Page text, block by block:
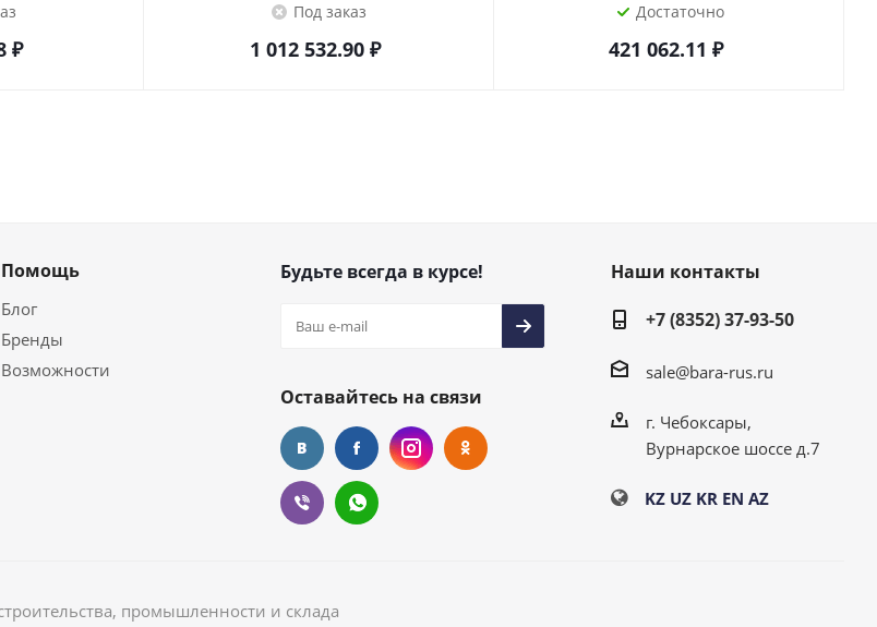
₽
Под заказ
1 012 532.90 ₽
Достаточно
421 062.11 ₽
Помощь
Блог
Бренды
Возможности
Будьте всегда в курсе!
Оставайтесь на связи
Наши контакты
+7 (8352) 37-93-50
sale@bara-rus.ru
г. Чебоксары,
Вурнарское шоссе д.7
KZ UZ KR EN AZ
промышленности и склада